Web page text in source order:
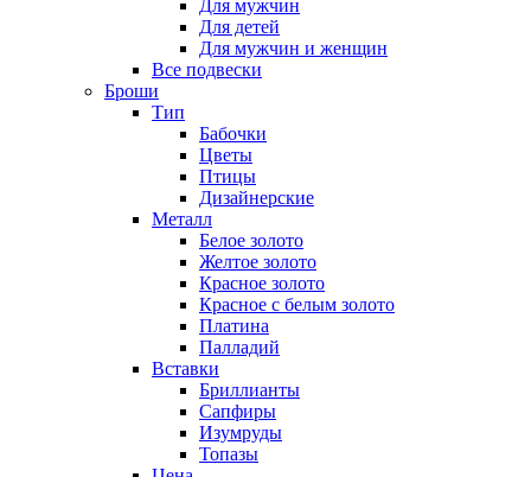
Для мужчин
Для детей
Для мужчин и женщин
Все подвески
Броши
Тип
Бабочки
Цветы
Птицы
Дизайнерские
Металл
Белое золото
Желтое золото
Красное золото
Красное с белым золото
Платина
Палладий
Вставки
Бриллианты
Сапфиры
Изумруды
Топазы